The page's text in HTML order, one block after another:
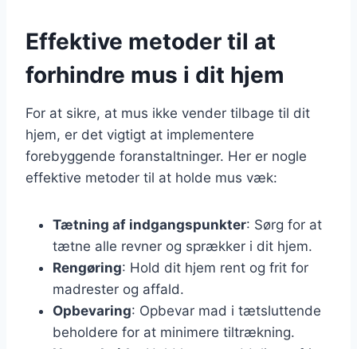
Effektive metoder til at
forhindre mus i dit hjem
For at sikre, at mus ikke vender tilbage til dit
hjem, er det vigtigt at implementere
forebyggende foranstaltninger. Her er nogle
effektive metoder til at holde mus væk:
Tætning af indgangspunkter: Sørg for at
tætne alle revner og sprækker i dit hjem.
Rengøring: Hold dit hjem rent og frit for
madrester og affald.
Opbevaring: Opbevar mad i tætsluttende
beholdere for at minimere tiltrækning.